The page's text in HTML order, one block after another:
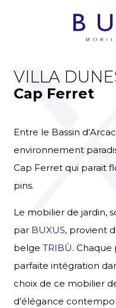
VILLA
Cap Ferret
Entre le Bassin
environnement
Cap Ferret qui parait
pins.
Le mobilier de jardin,
par BUXUS, provient
belge TRIBÙ. Chaque
parfaite intégration
choix de ce mobilier
d’élégance